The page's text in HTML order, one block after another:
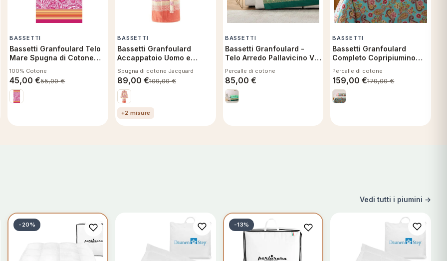
BASSETTI
Bassetti Granfoulard Telo
Mare Spugna di Cotone
g/m², 90x180 cm Noto R1
100% Cotone
45,00€55,00€
BASSETTI
Bassetti Granfoulard
Accappatoio Uomo e
Hanami 41, Morbida
Spugna di Cotone
Jacquard XL
Spugna di cotone Jacquard
89,00 €109,00€
+2 misure
BASSETTI
Bassetti Granfoulard -
Telo Arredo Pallavicino V1
Percalle di cotone
85,00 €
BASSETTI
Bassetti Granfoulard
Completo Copripiumino
Percalle Rapallo T1
Percalle di cotone
159,00€179,00€
Vedi tutti i piumini →
-20% -13%